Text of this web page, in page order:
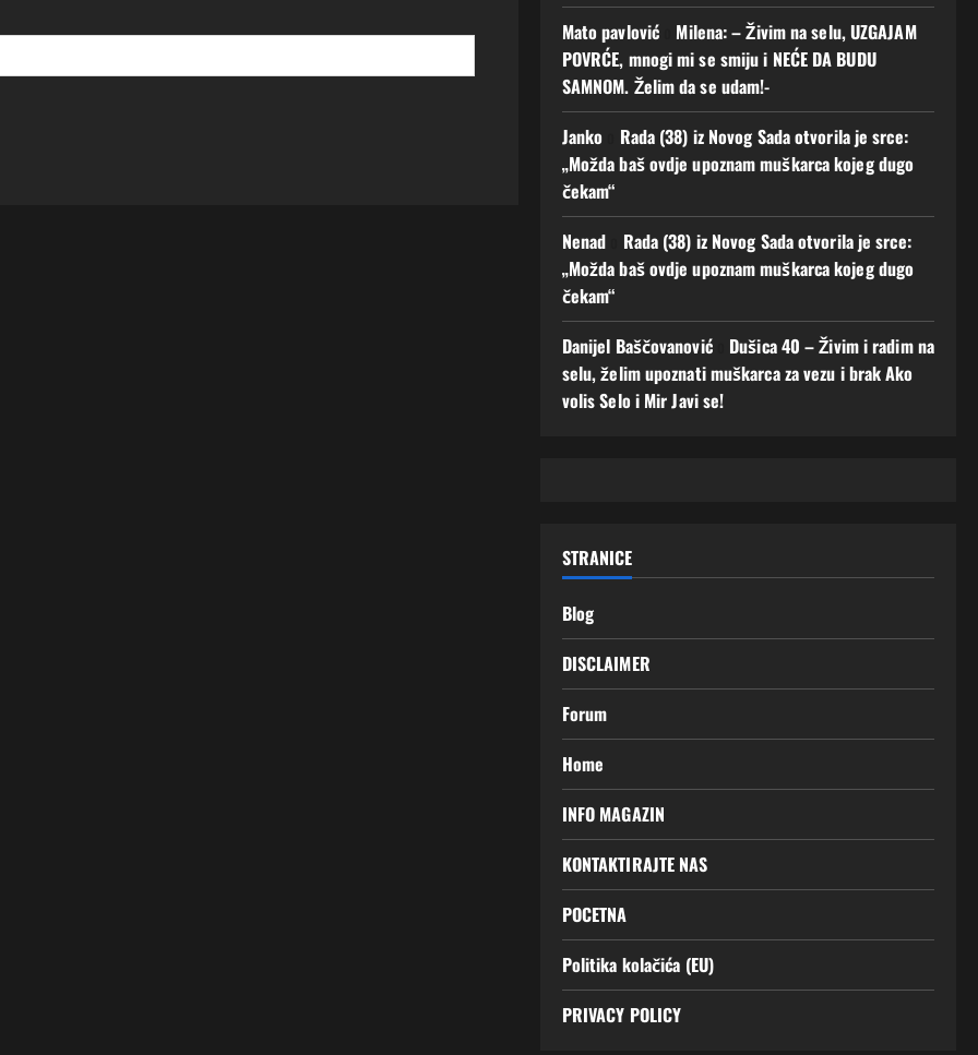
Mato pavlović
Milena: – Živim na selu, UZGAJAM
POVRĆE, mnogi mi se smiju i NEĆE DA BUDU
SAMNOM. Želim da se udam!-
Janko
Rada (38) iz Novog Sada otvorila je srce:
„Možda baš ovdje upoznam muškarca kojeg dugo
čekam“
Nenad
Rada (38) iz Novog Sada otvorila je srce:
„Možda baš ovdje upoznam muškarca kojeg dugo
čekam“
Danijel Baščovanovićo Dušica 40 – Živim i radim na
selu, želim upoznati muškarca za vezu i brak Ako
volis Selo i Mir Javi se!
STRANICE
Blog
DISCLAIMER
Forum
Home
INFO MAGAZIN
KONTAKTIRAJTE NAS
POCETNA
Politika kolačića (EU)
PRIVACY POLICY